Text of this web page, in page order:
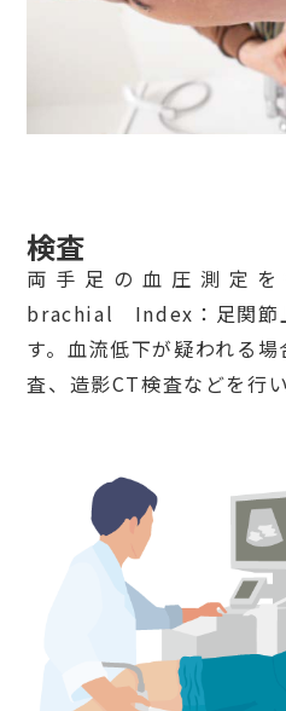
検査
両手足の血圧測定
brachial Index：足関節
す。血流低下が疑われる
査、造影CT検査などを行い